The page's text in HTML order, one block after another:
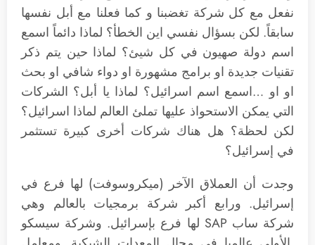
نفعل مع كل شركة تغضبنا و كما فعلنا مع أبل نفسها
سابقاً. لكن بسؤال نفسي اين الخطأ؟ لماذا دائماً اسمع
اسم دولة صهيون في كل شيئ؟ لماذا حين يتم ذكر
تقنيات جديدة او برامج مشهورة او دواء شافي او بحث
او او …اسمع اسم اسرائيل؟ لماذا يا أبل؟ الشركات
التي يمكن الاستحواذ عليها تملئ العالم لماذا اسرائيل؟
لكن لحظة؟ هل هناك شركات أخرى كبيرة تستثمر
في إسرائيل؟
وجدت أن العملاق الآخر (ميكروسوفت) لها فرع في
إسرائيل. ورابع أكبر شركة برمجيات بالعالم وهي
شركة ساب SAP لها فرع بإسرائيل. وشركة سيسكو